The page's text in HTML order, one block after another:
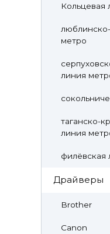
Кольцевая
метро
линия
таганско-
линия
филёвская
Драйверы
Brother
Canon